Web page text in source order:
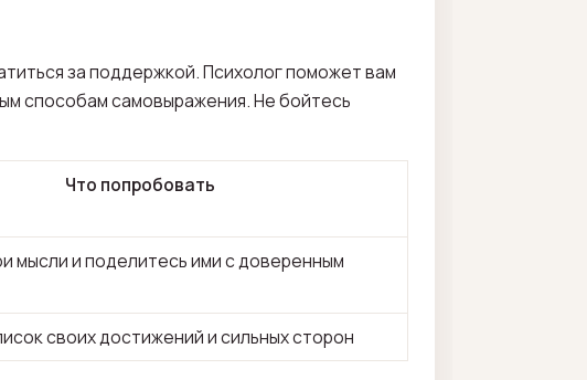
за поддержкой. Психолог поможет вам
способам самовыражения. Не бойтесь
Что попробовать
мысли и поделитесь ими с доверенным
своих достижений и сильных сторон